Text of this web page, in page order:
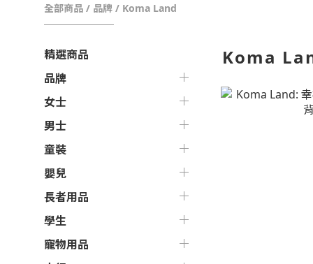
全部商品 / 品牌 / Koma Land
精選商品
品牌
女士
男士
童裝
嬰兒
長者用品
學生
寵物用品
Koma